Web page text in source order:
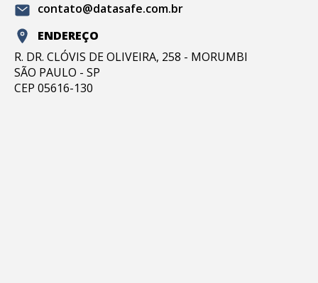
contato@datasafe.com.br
ENDEREÇO
R. DR. CLÓVIS DE OLIVEIRA, 258 - MORUMBI
SÃO PAULO - SP
CEP 05616-130